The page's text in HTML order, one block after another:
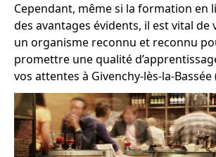
Cependant, même si la formation en
des avantages évidents, il est vital de
un organisme reconnu et reconnu
promettre une qualité
vos attentes à Givenchy-lès-la-Bassée